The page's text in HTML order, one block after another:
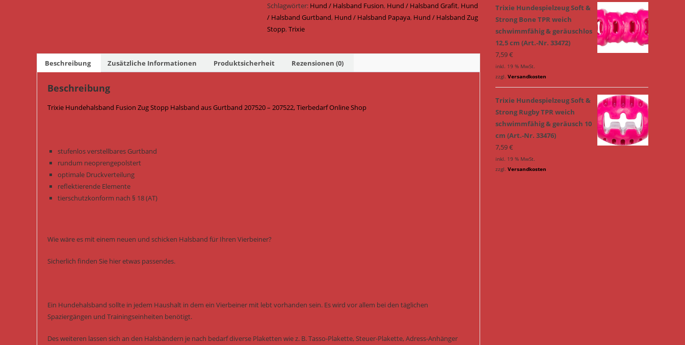
Halsband
Gurtband
207520
207522
/
Grafit/Papaya
Schlagwörter: Hund / Halsband Fusion, Hund / Halsband Grafit, Hund
/ Halsband Gurtband, Hund / Halsband Papaya, Hund / Halsband Zug
Stopp,Trixie
Beschreibung Zusätzliche Informationen Produktsicherheit Rezensionen (0)
Beschreibung
Trixie Hundehalsband Fusion Zug Stopp Halsband aus Gurtband 207520 – 207522, Tierbedarf Online Shop
stufenlos verstellbares Gurtband
rundum neoprengepolstert
optimale Druckverteilung
reflektierende Elemente
tierschutzkonform nach § 18 (AT)
Wie wäre es mit einem neuen und schicken Halsband für Ihren Vierbeiner?
Sicherlich finden Sie hier etwas passendes.
Ein Hundehalsband sollte in jedem Haushalt in dem ein Vierbeiner mit lebt vorhanden sein. Es wird vor allem bei den täglichen
Spaziergängen und Trainingseinheiten benötigt.
Des weiteren lassen sich an den Halsbändern je nach bedarf diverse Plaketten wie z. B. Tasso-Plakette, Steuer-Plakette, Adress-Anhänger
Trixie Hundespielzeug Soft &
Strong Bone TPR weich
schwimmfähig & geräuschlos
12,5 cm (Art.-Nr. 33472)
7,59€
inkl. 19 % MwSt.
zzgl. Versandkosten
Trixie Hundespielzeug Soft &
Strong Rugby TPR weich
schwimmfähig & geräusch 10
cm (Art.-Nr. 33476)
7,59€
inkl. 19 % MwSt.
zzgl. Versandkosten